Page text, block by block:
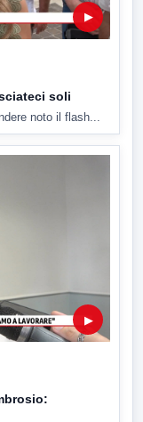
▶
soli
noto il flash...
▶